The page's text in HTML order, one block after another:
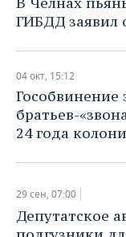
ГИБДД заявил
04 окт, 15:12
Гособвинение
братьев-
24 года
29 сен, 07:00
Депутатское